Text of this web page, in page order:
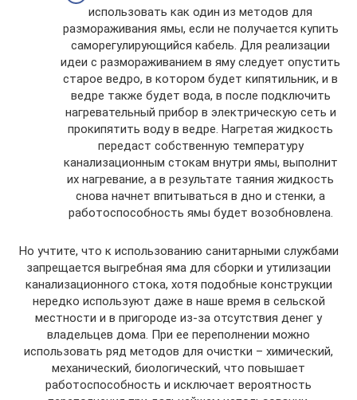
использовать как один из методов для
размораживания ямы, если не получается купить
саморегулирующийся кабель. Для реализации
идеи с размораживанием в яму следует опустить
старое ведро, в котором будет кипятильник, и в
ведре также будет вода, в после подключить
нагревательный прибор в электрическую сеть и
прокипятить воду в ведре. Нагретая жидкость
передаст собственную температуру
канализационным стокам внутри ямы, выполнит
их нагревание, а в результате таяния жидкость
снова начнет впитываться в дно и стенки, а
работоспособность ямы будет возобновлена.
Но учтите, что к использованию санитарными службами
запрещается выгребная яма для сборки и утилизации
канализационного стока, хотя подобные конструкции
нередко используют даже в наше время в сельской
местности и в пригороде из-за отсутствия денег у
владельцев дома. При ее переполнении можно
использовать ряд методов для очистки – химический,
механический, биологический, что повышает
работоспособность и исключает вероятность